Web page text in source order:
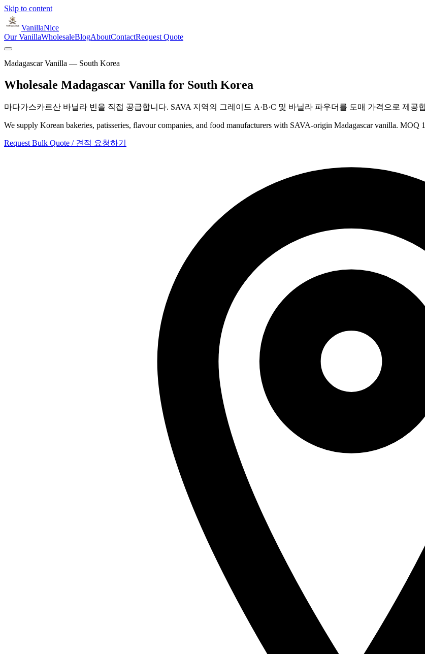
Skip to content
VanillaNice
Our VanillaWholesaleBlogAboutContactRequest Quote
Madagascar Vanilla — South Korea
Wholesale Madagascar Vanilla for South Korea
마다가스카르산 바닐라 빈을 직접 공급합니다. SAVA 지역의 그레이드 A·B·C 및 바닐라 파우더를 도매 가격으로 제공
We supply Korean bakeries, patisseries, flavour companies, and food manufacturers with SAVA-origin Madagascar vanilla.
Request Bulk Quote / 견적 요청하기